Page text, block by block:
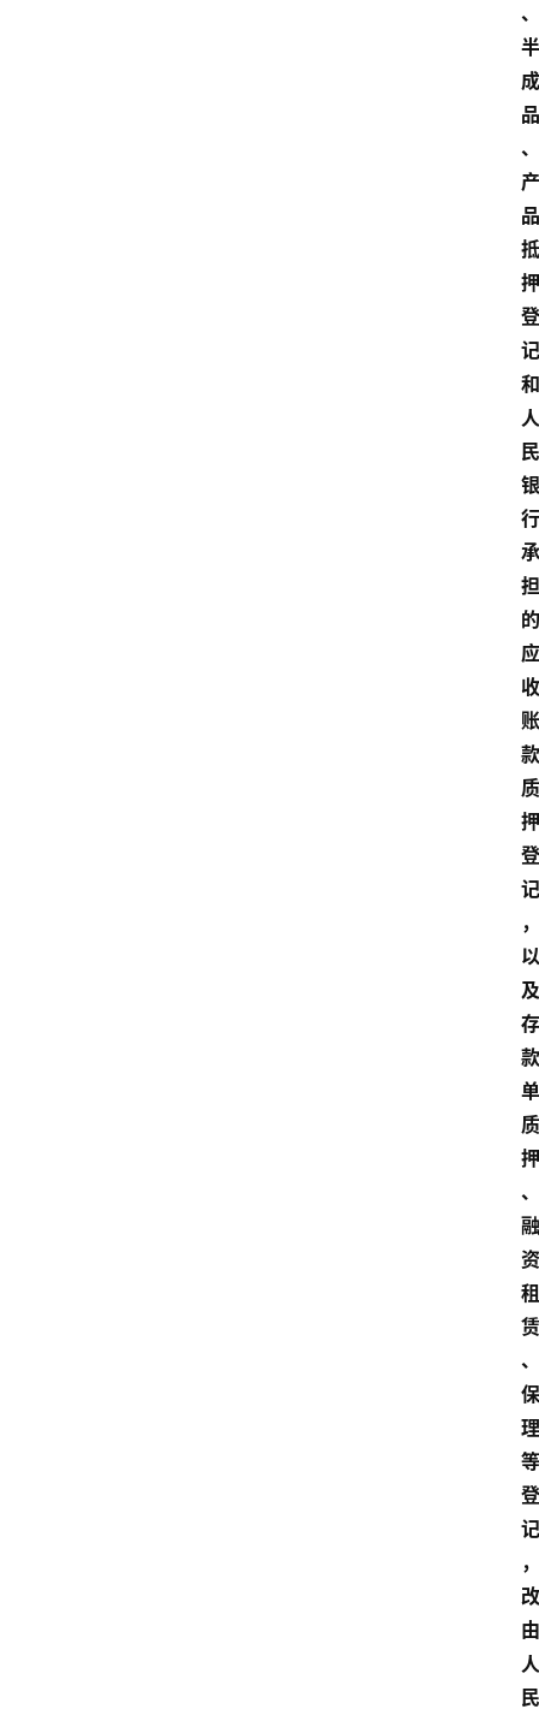
、
半
成
品
、
产
品
抵
押
登
记
和
人
民
银
行
承
担
的
应
收
账
款
质
押
登
记
，
以
及
存
款
单
质
押
、
融
资
租
赁
、
保
理
等
登
记
，
改
由
人
民